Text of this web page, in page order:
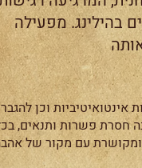
בהילינג. מפעילה
אינטואיטיביות וכן
חסרת פשרות ותנאים,
ומקושרת עם מקור של